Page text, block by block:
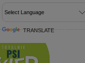
TRANSLATE